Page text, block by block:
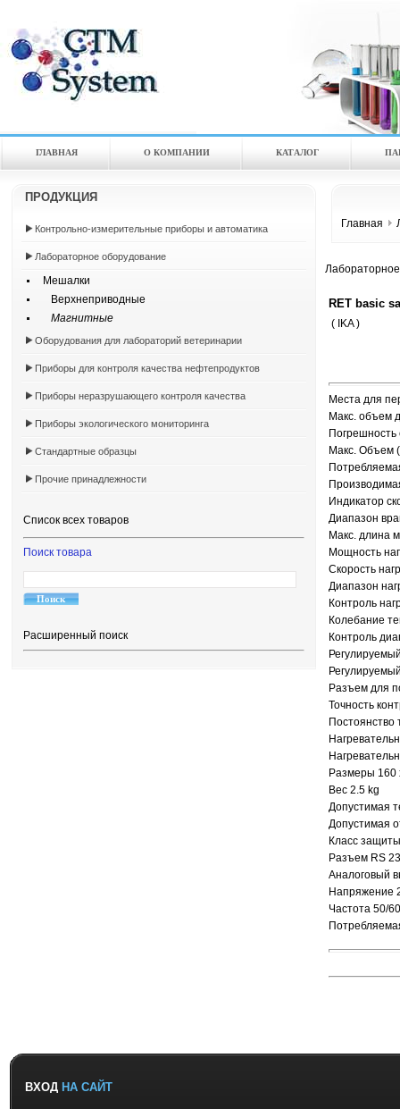
ГЛАВНАЯ О КОМПАНИИ КАТАЛOГ
ПРОДУКЦИЯ
Контрольно-измерительные приборы и автоматика
Лабораторное оборудование
Мешалки
Верхнеприводные
Магнитные
Оборудования для лабораторий ветеринарии
Приборы для контроля качества нефтепродуктов
Приборы неразрушающего контроля качества
Приборы экологического мониторинга
Стандартные образцы
Прочие принадлежности
Список всех товаров
Поиск товара
Расширенный поиск
Главная
RET basic
( IKA )
Места для
Макс. объем
Погрешность
Макс. Объем
Индикатор
Диапазон
Макс. длина
Мощность
Скорость
Диапазон
Контроль
Колебание
Контроль
Разъем для
Точность
Постоянство
Размеры 160
Вес 2.5 kg
Допустимая
Допустимая
Класс
Разъем RS
Аналоговый
Напряжение
Частота 50/
ВХОД НА САЙТ